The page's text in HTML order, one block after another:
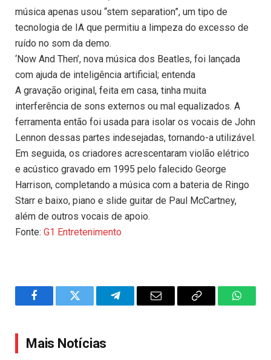
música apenas usou “stem separation”, um tipo de
tecnologia de IA que permitiu a limpeza do excesso de
ruído no som da demo.
‘Now And Then’, nova música dos Beatles, foi lançada
com ajuda de inteligência artificial; entenda
A gravação original, feita em casa, tinha muita
interferência de sons externos ou mal equalizados. A
ferramenta então foi usada para isolar os vocais de John
Lennon dessas partes indesejadas, tornando-a utilizável.
Em seguida, os criadores acrescentaram violão elétrico
e acústico gravado em 1995 pelo falecido George
Harrison, completando a música com a bateria de Ringo
Starr e baixo, piano e slide guitar de Paul McCartney,
além de outros vocais de apoio.
Fonte: G1 Entretenimento
FacebookTwitter TelegramEmail
Copy
Mais Notícias